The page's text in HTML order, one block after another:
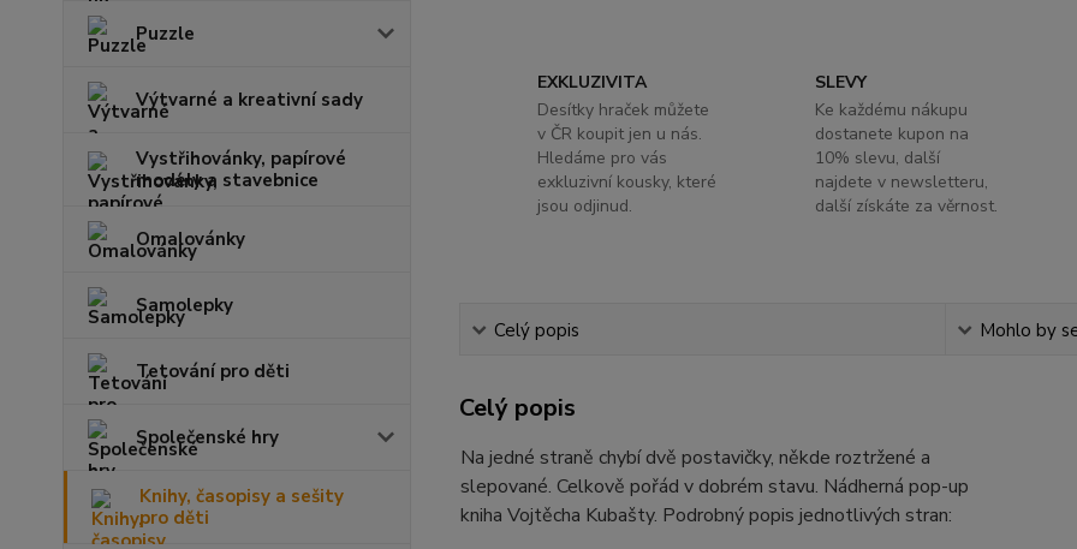
Puzzle
Výtvarné a kreativní sady
Vystřihovánky, papírové
modely a stavebnice
Omalovánky
Samolepky
Tetování pro děti
Společenské hry
Knihy, časopisy a sešity
pro děti
EXKLUZIVITA
Desítky hraček můžete
v ČR koupit jen u nás.
Hledáme pro vás
exkluzivní kousky, které
jsou odjinud.
SLEVY
Ke každému nákupu
dostanete kupon na
10% slevu, další
najdete v newsletteru,
další získáte za věrnost.
Celý popis Mohlo by
Celý popis
Na jedné straně chybí dvě postavičky, někde roztržené a
slepované. Celkově pořád v dobrém stavu. Nádherná pop-up
kniha Vojtěcha Kubašty. Podrobný popis jednotlivých stran: